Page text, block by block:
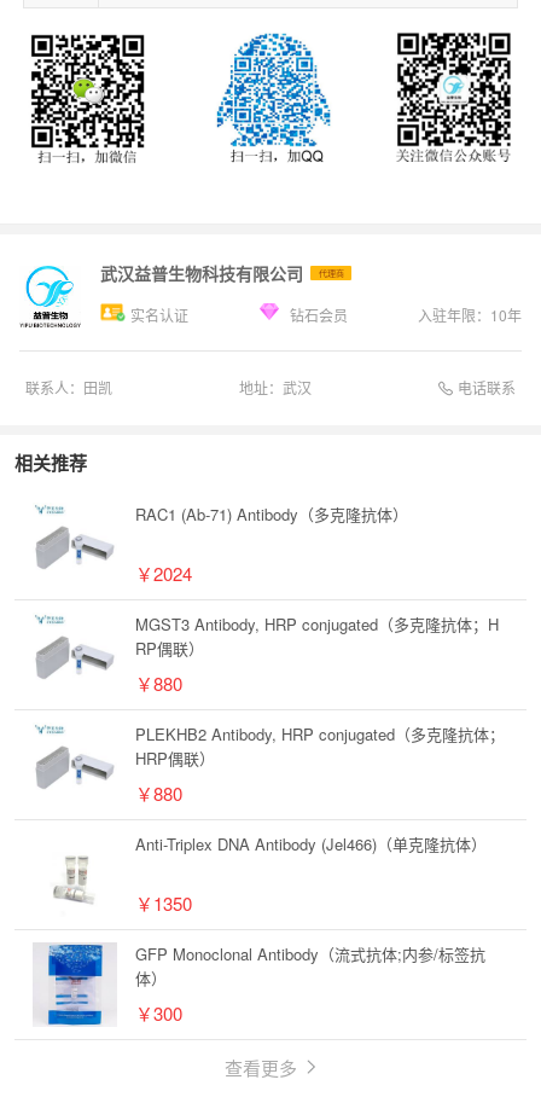
武汉益普生物科技有限公司 代理商
实名认证 钻石会员 入驻年限： 10年
联系人： 田凯 地址： 武汉 电话联系
相关推荐
RAC1 (Ab-71) Antibody（多克隆抗体）
￥2024
MGST3 Antibody, HRP conjugated（多克隆抗体；H
RP偶联）
￥880
PLEKHB2 Antibody, HRP conjugated（多克隆抗体；
HRP偶联）
￥880
Anti-Triplex DNA Antibody (Jel466)（单克隆抗体）
￥1350
GFP Monoclonal Antibody（流式抗体;内参/标签抗
体）
￥300
查看更多